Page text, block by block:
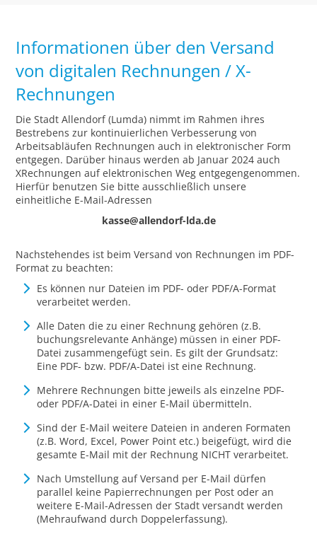
Informationen über den Versand
von digitalen Rechnungen / X-
Rechnungen
Die Stadt Allendorf (Lumda) nimmt im Rahmen ihres
Bestrebens zur kontinuierlichen Verbesserung von
Arbeitsabläufen Rechnungen auch in elektronischer Form
entgegen. Darüber hinaus werden ab Januar 2024 auch
XRechnungen auf elektronischen Weg entgegengenommen.
Hierfür benutzen Sie bitte ausschließlich unsere
einheitliche E-Mail-Adressen
kasse@allendorf-lda.de
Nachstehendes ist beim Versand von Rechnungen im PDF-
Format zu beachten:
Es können nur Dateien im PDF- oder PDF/A-Format
verarbeitet werden.
Alle Daten die zu einer Rechnung gehören (z.B.
buchungsrelevante Anhänge) müssen in einer PDF-
Datei zusammengefügt sein. Es gilt der Grundsatz:
Eine PDF- bzw. PDF/A-Datei ist eine Rechnung.
Mehrere Rechnungen bitte jeweils als einzelne PDF-
oder PDF/A-Datei in einer E-Mail übermitteln.
Sind der E-Mail weitere Dateien in anderen Formaten
(z.B. Word, Excel, Power Point etc.) beigefügt, wird die
gesamte E-Mail mit der Rechnung NICHT verarbeitet.
Nach Umstellung auf Versand per E-Mail dürfen
parallel keine Papierrechnungen per Post oder an
weitere E-Mail-Adressen der Stadt versandt werden
(Mehraufwand durch Doppelerfassung).